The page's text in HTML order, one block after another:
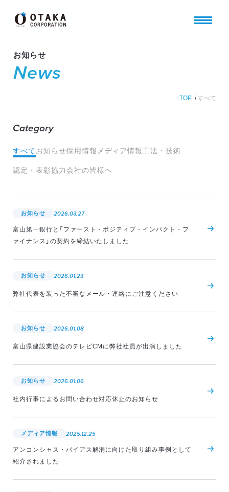
お知らせ
News
TOP /すべて
Category
すべてお知らせ採用情報 メディア情報工法・技術
認定・表彰協力会社の皆様へ
お知らせ 2026.03.27
富山第一銀行と「ファースト・ポジティブ・インパクト・フ
ァイナンス」の契約を締結いたしました
お知らせ 2026.01.23
弊社代表を装った不審なメール・連絡にご注意ください
お知らせ 2026.01.08
富山県建設業協会のテレビCMに弊社社員が出演しました
お知らせ 2026.01.06
社内行事によるお問い合わせ対応休止のお知らせ
メディア情報 2025.12.25
アンコンシャス・バイアス解消に向けた取り組み事例として
紹介されました